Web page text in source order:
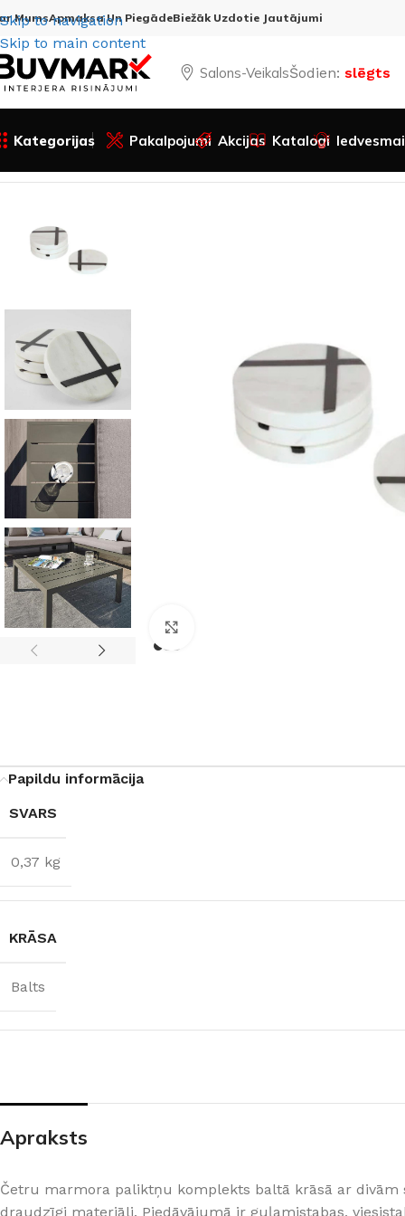
Skip to navigation
Skip to main content
MumsApmaksa Un PiegādeBiežāk Uzdotie Jautājumi
Salons-VeikalsŠodien: slēgts
Kategorijas
Šķidrās tapetes
ŠĶIDRĀS TAPETES
Silk Plaster kolekcijas
Piedevas (lakas, spīdumi un tml.)
telpām
APDAREI
Krāsas
Pakalpojumi Akcijas Katalogi Iedvesmai
Papildu informācija
SVARS
0,37 kg
KRĀSA
Balts
Apraksts
Četru marmora paliktņu komplekts baltā krāsā ar
draudzīgi materiāli. Piedāvājumā ir guļamistabas,